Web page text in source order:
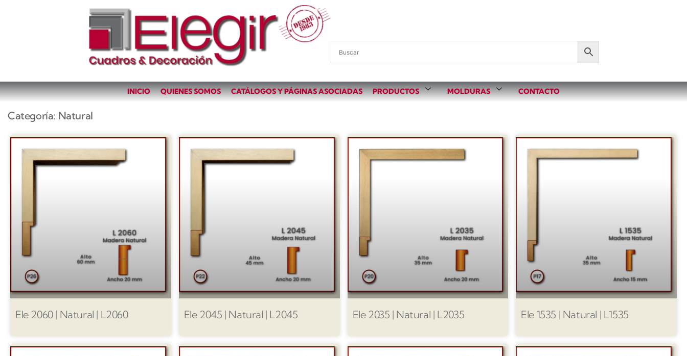
INICIO QUIENES SOMOS CATÁLOGOS Y PÁGINAS ASOCIADAS PRODUCTOS MOLDURAS CONTACTO
Categoría: Natural
Ele 2060 | Natural | L2060 Ele 2045 | Natural | L2045 Ele 2035 | Natural | L2035 Ele 1535 | Natural | L1535